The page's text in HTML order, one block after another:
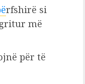
rfshirë si
më
për të